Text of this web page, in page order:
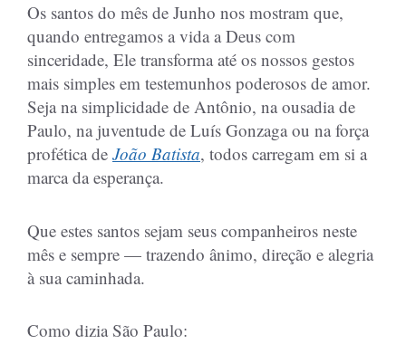
Os santos do mês de Junho nos mostram que,
quando entregamos a vida a Deus com
sinceridade, Ele transforma até os nossos gestos
mais simples em testemunhos poderosos de amor.
Seja na simplicidade de Antônio, na ousadia de
Paulo, na juventude de Luís Gonzaga ou na força
profética de João Batista, todos carregam em si a
marca da esperança.
Que estes santos sejam seus companheiros neste
mês e sempre — trazendo ânimo, direção e alegria
à sua caminhada.
Como dizia São Paulo: